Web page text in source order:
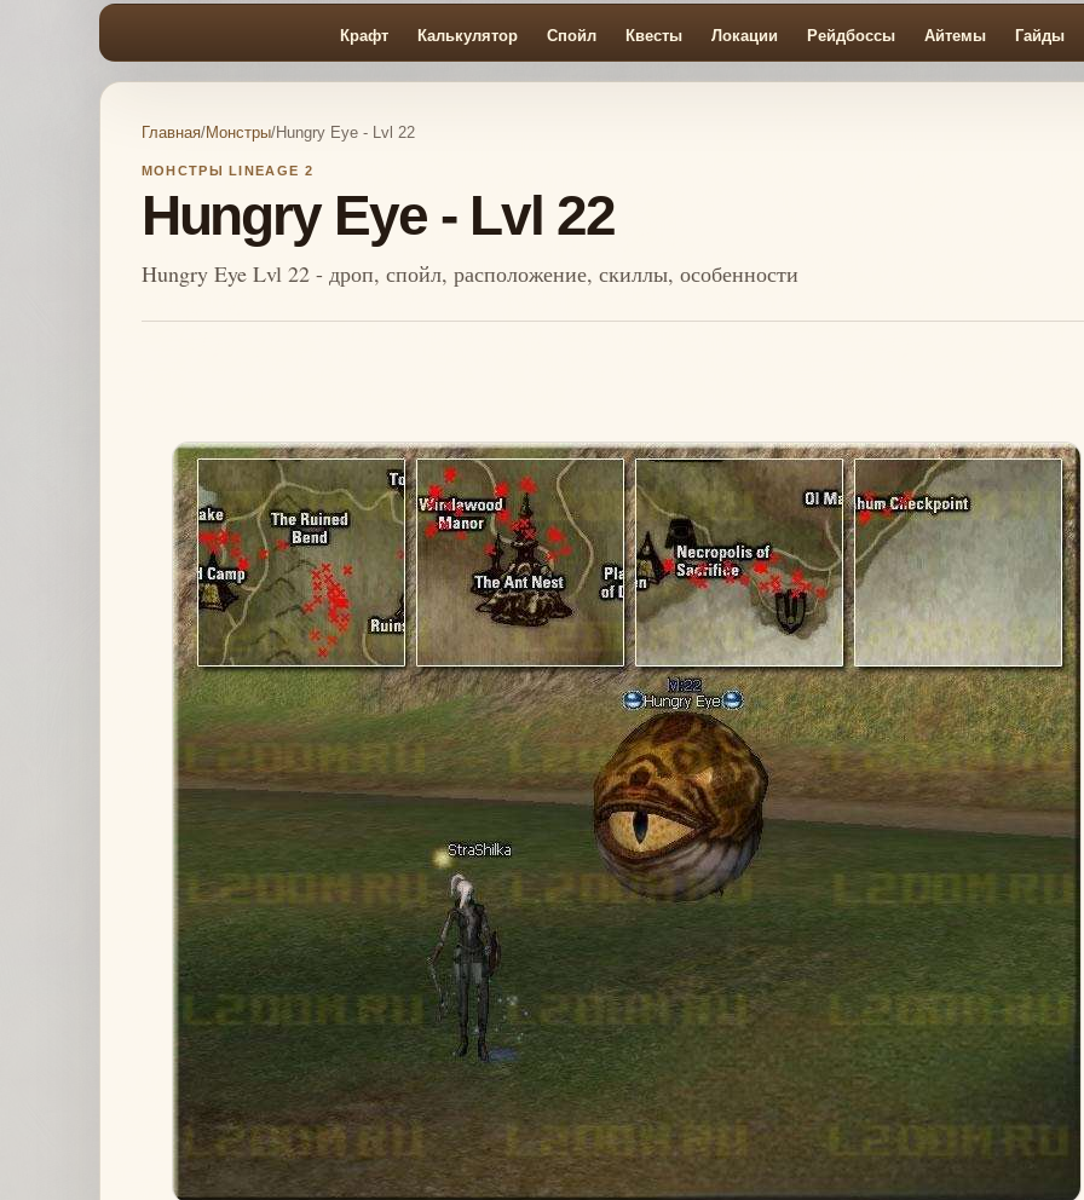
Крафт Калькулятор Спойл Квесты Локации Рейдбоссы Айтемы Гайды
Главная/Монстры/Hungry Eye - Lvl 22
МОНСТРЫ LINEAGE 2
Hungry Eye - Lvl 22
Hungry Eye Lvl 22 - дроп, спойл, расположение, скиллы, особенности